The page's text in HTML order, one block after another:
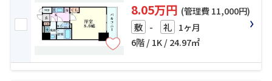
8.05万円 (管理費 11,000円)
敷 - 礼 1ヶ月
6階 / 1K / 24.97㎡